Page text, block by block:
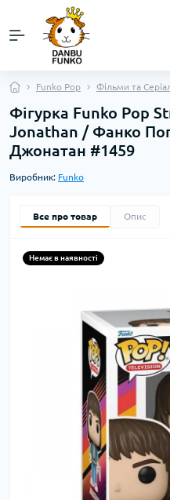
Funko Pop Фільми та
Фігурка Funko Pop
Jonathan / Фанко
Джонатан #1459
Виробник: Funko
Все про товар Опис
Немає в наявності